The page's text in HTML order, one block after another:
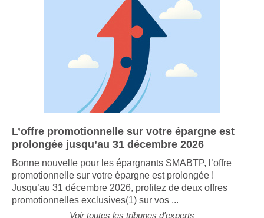
L’offre promotionnelle sur votre épargne est
prolongée jusqu’au 31 décembre 2026
Bonne nouvelle pour les épargnants SMABTP, l’offre
promotionnelle sur votre épargne est prolongée !
Jusqu’au 31 décembre 2026, profitez de deux offres
promotionnelles exclusives(1) sur vos ...
Voir toutes les tribunes d'experts